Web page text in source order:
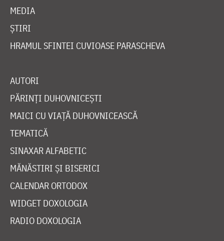
MEDIA
ȘTIRI
HRAMUL SFINTEI CUVIOASE PARASCHEVA
AUTORI
PĂRINȚI DUHOVNICEȘTI
MAICI CU VIAȚĂ DUHOVNICEASCĂ
TEMATICĂ
SINAXAR ALFABETIC
MĂNĂSTIRI ȘI BISERICI
CALENDAR ORTODOX
WIDGET DOXOLOGIA
RADIO DOXOLOGIA